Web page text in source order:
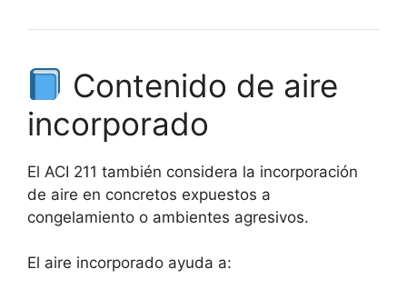
Contenido de aire
incorporado
El ACI 211 también considera la incorporación
de aire en concretos expuestos a
congelamiento o ambientes agresivos.
El aire incorporado ayuda a: